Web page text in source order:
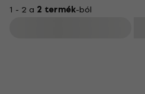
hangkarakterű modellek
1 - 2 a 2 termék-ból